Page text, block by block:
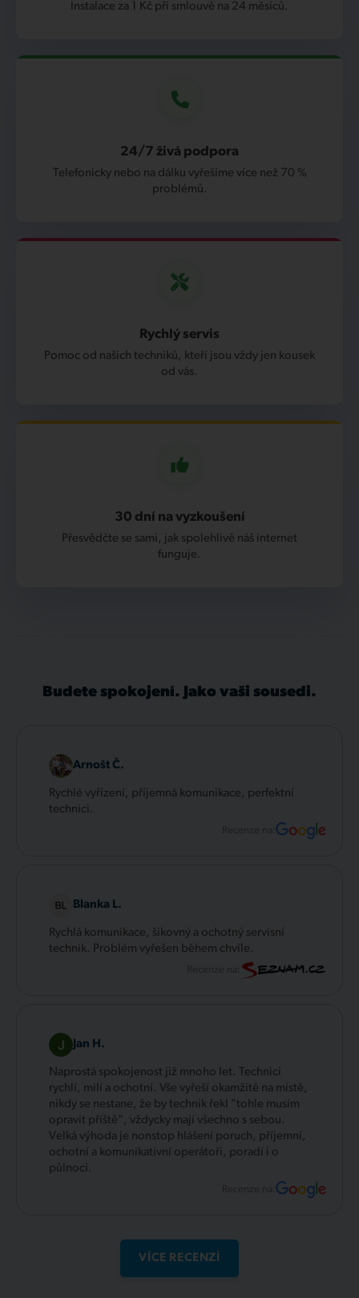
Instalace za 1 Kč při smlouvě na 24 měsíců.
24/7 živá podpora
Telefonicky nebo na dálku vyřešíme více než 70 %
problémů.
Rychlý servis
Pomoc od našich techniků, kteří jsou vždy jen kousek
od vás.
30 dní na vyzkoušení
Přesvědčte se sami, jak spolehlivě náš internet
funguje.
Budete spokojení. Jako vaši sousedi.
Arnošt Č.
Rychlé vyřízení, příjemná komunikace, perfektní
technici.
Recenze na:
Blanka L.
Rychlá komunikace, šikovný a ochotný servisní
technik. Problém vyřešen během chvíle.
Jan H.
Naprostá spokojenost již mnoho let. Technici
rychlí, milí a ochotní. Vše vyřeší okamžitě na místě,
nikdy se nestane, že by technik řekl "tohle musím
opravit příště", vždycky mají všechno s sebou.
Velká výhoda je nonstop hlášení poruch, příjemní,
ochotní a komunikativní operátoři, poradí i o
půlnoci.
Recenze na:
VÍCE RECENZÍ